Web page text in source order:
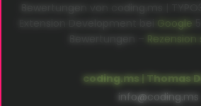
coding.ms | Thomas
info@coding.ms
Bewertungen von coding.ms |
Google
Bewertungen – Rezension